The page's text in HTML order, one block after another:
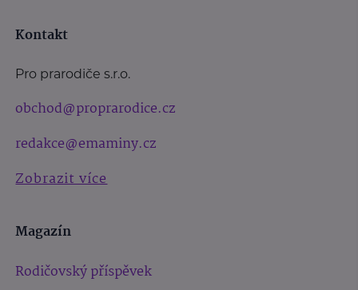
Kontakt
Pro prarodiče s.r.o.
obchod@proprarodice.cz
redakce@emaminy.cz
Zobrazit více
Magazín
Rodičovský příspěvek